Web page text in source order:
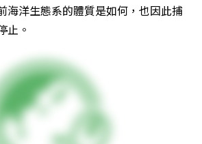
海洋生態系的體質是如何，也因此捕
止。